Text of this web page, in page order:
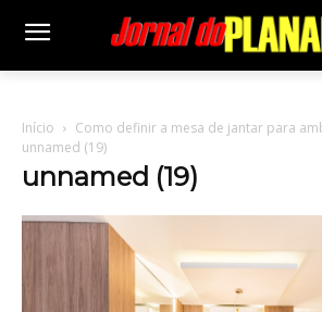
Início
Como definir a mesa de jantar para
unnamed (19)
unnamed (19)